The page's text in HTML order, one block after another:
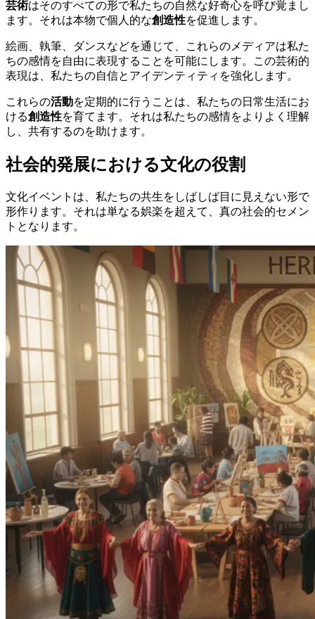
芸術はそのすべての形で私たちの自然な好奇心を呼び覚まし
ます。それは本物で個人的な創造性を促進します。
絵画、執筆、ダンスなどを通じて、これらのメディアは私た
ちの感情を自由に表現することを可能にします。この芸術的
表現は、私たちの自信とアイデンティティを強化します。
これらの活動を定期的に行うことは、私たちの日常生活にお
ける創造性を育てます。それは私たちの感情をよりよく理解
し、共有するのを助けます。
社会的発展における文化の役割
文化イベントは、私たちの共生をしばしば目に見えない形で
形作ります。それは単なる娯楽を超えて、真の社会的セメン
トとなります。